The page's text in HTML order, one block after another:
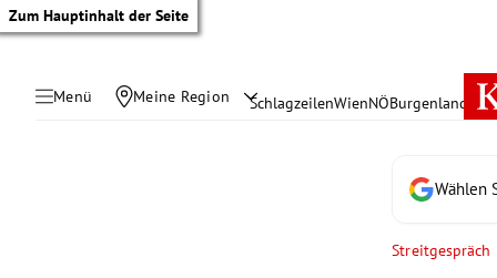
Zum Hauptinhalt der Seite
Menü Meine Region SchlagzeilenWienNÖBurgenland
Wählen
Streitgespräch